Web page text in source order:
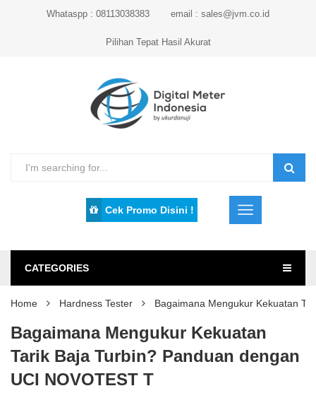
Whataspp : 08113038383 email : sales@jvm.co.id
Pilihan Tepat Hasil Akurat
Cek Promo Disini !
CATEGORIES
Home Hardness Tester Bagaimana Mengukur Kekuatan
Bagaimana Mengukur Kekuatan
Tarik Baja Turbin? Panduan dengan
UCI NOVOTEST T